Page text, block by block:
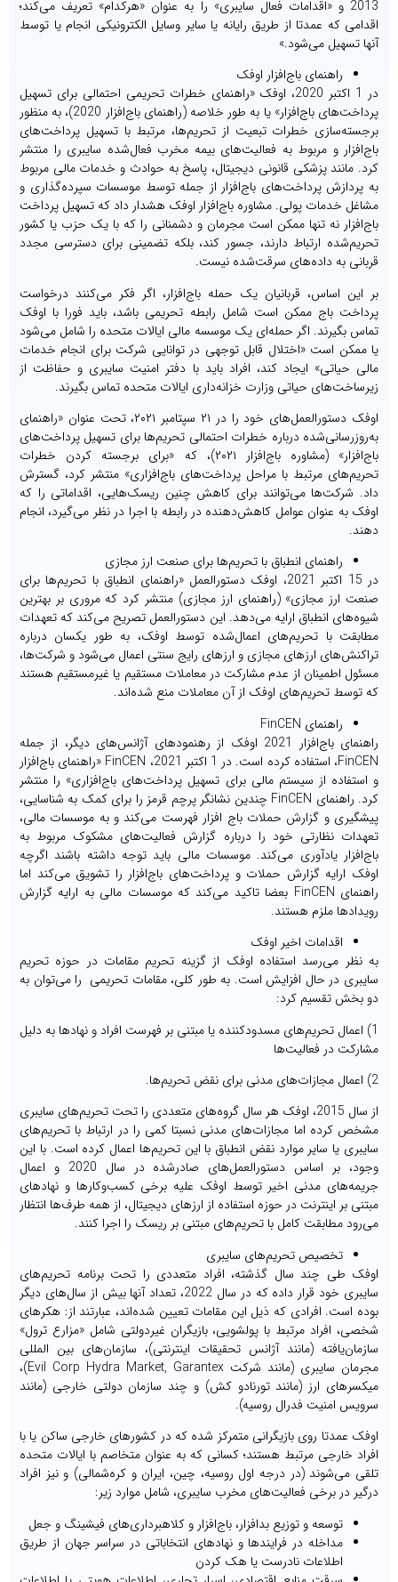
2013 و «اقدامات فعال سایبری» را به عنوان «هرکدام» تعریف می‌کند؛
اقدامی که عمدتا از طریق رایانه یا سایر وسایل الکترونیکی انجام یا توسط
آنها تسهیل می‌شود.»
راهنمای باج‌افزار اوفک
در 1 اکتبر 2020، اوفک «راهنمای خطرات تحریمی احتمالی برای تسهیل
پرداخت‌های باج‌افزار» یا به طور خلاصه (راهنمای باج‌افزار 2020)، به منظور
برجسته‌سازی خطرات تبعیت از تحریم‌ها، مرتبط با تسهیل پرداخت‌های
باج‌افزار و مربوط به فعالیت‌های بیمه مخرب فعال‌شده سایبری را منتشر
کرد. مانند پزشکی قانونی دیجیتال، پاسخ به حوادث و خدمات مالی مربوط
به پردازش پرداخت‌های باج‌افزار از جمله توسط موسسات سپرده‌گذاری و
مشاغل خدمات پولی. مشاوره باج‌افزار اوفک هشدار داد که تسهیل پرداخت
باج‌افزار نه تنها ممکن است مجرمان و دشمنانی را که با یک حزب یا کشور
تحریم‌شده ارتباط دارند، جسور کند، بلکه تضمینی برای دسترسی مجدد
قربانی به داده‌های سرقت‌شده نیست.
بر این اساس، قربانیان یک حمله باج‌افزار، اگر فکر می‌کنند درخواست
پرداخت باج ممکن است شامل رابطه تحریمی باشد، باید فورا با اوفک
تماس بگیرند. اگر حمله‌ای یک موسسه مالی ایالات متحده را شامل می‌شود
یا ممکن است «اختلال قابل توجهی در توانایی شرکت برای انجام خدمات
مالی حیاتی» ایجاد کند، افراد باید با دفتر امنیت سایبری و حفاظت از
زیرساخت‌های حیاتی وزارت خزانه‌داری ایالات متحده تماس بگیرند.
اوفک دستورالعمل‌های خود را در ۲۱ سپتامبر ۲۰۲۱، تحت عنوان «راهنمای
به‌روزرسانی‌شده درباره خطرات احتمالی تحریم‌ها برای تسهیل پرداخت‌های
باج‌افزار» (مشاوره باج‌افزار ۲۰۲۱)، که «برای برجسته کردن خطرات
تحریم‌های مرتبط با مراحل پرداخت‌های باج‌افزاری» منتشر کرد، گسترش
داد. شرکت‌ها می‌توانند برای کاهش چنین ریسک‌هایی، اقداماتی را که
اوفک به عنوان عوامل کاهش‌دهنده در رابطه با اجرا در نظر می‌گیرد، انجام
دهند.
راهنمای انطباق با تحریم‌ها برای صنعت ارز مجازی
در 15 اکتبر 2021، اوفک دستورالعمل «راهنمای انطباق با تحریم‌ها برای
صنعت ارز مجازی» (راهنمای ارز مجازی) منتشر کرد که مروری بر بهترین
شیوه‌های انطباق ارایه می‌دهد. این دستورالعمل تصریح می‌کند که تعهدات
مطابقت با تحریم‌های اعمال‌شده توسط اوفک، به طور یکسان درباره
تراکنش‌های ارزهای مجازی و ارزهای رایج سنتی اعمال می‌شود و شرکت‌ها،
مسئول اطمینان از عدم مشارکت در معاملات مستقیم یا غیرمستقیم هستند
که توسط تحریم‌های اوفک از آن معاملات منع شده‌اند.
راهنمای FinCEN
راهنمای باج‌افزار 2021 اوفک از رهنمودهای آژانس‌های دیگر، از جمله
FinCEN، استفاده کرده است. در 1 اکتبر 2021، FinCEN «راهنمای باج‌افزار
و استفاده از سیستم مالی برای تسهیل پرداخت‌های باج‌افزاری» را منتشر
کرد. راهنمای FinCEN چندین نشانگر پرچم قرمز را برای کمک به شناسایی،
پیشگیری و گزارش حملات باج افزار فهرست می‌کند و به موسسات مالی،
تعهدات نظارتی خود را درباره گزارش فعالیت‌های مشکوک مربوط به
باج‌افزار یادآوری می‌کند. موسسات مالی باید توجه داشته باشند اگرچه
اوفک ارایه گزارش حملات و پرداخت‌های باج‌افزار را تشویق می‌کند اما
راهنمای FinCEN بعضا تاکید می‌کند که موسسات مالی به ارایه گزارش
رویدادها ملزم هستند.
اقدامات اخیر اوفک
به نظر می‌رسد استفاده اوفک از گزینه تحریم مقامات در حوزه تحریم
سایبری در حال افزایش است. به طور کلی، مقامات تحریمی را می‌توان به
دو بخش تقسیم کرد:
1) اعمال تحریم‌های مسدودکننده یا مبتنی بر فهرست افراد و نهادها به دلیل
مشارکت در فعالیت‌ها
2) اعمال مجازات‌های مدنی برای نقض تحریم‌ها.
از سال 2015، اوفک هر سال گروه‌های متعددی را تحت تحریم‌های سایبری
مشخص کرده اما مجازات‌های مدنی نسبتا کمی را در ارتباط با تحریم‌های
سایبری یا سایر موارد نقض انطباق با این تحریم‌ها اعمال کرده است. با این
وجود، بر اساس دستورالعمل‌های صادرشده در سال 2020 و اعمال
جریمه‌های مدنی اخیر توسط اوفک علیه برخی کسب‌وکارها و نهادهای
مبتنی بر اینترنت در حوزه استفاده از ارزهای دیجیتال، از همه طرف‌ها انتظار
می‌رود مطابقت کامل با تحریم‌های مبتنی بر ریسک را اجرا کنند.
تخصیص تحریم‌های سایبری
اوفک طی چند سال گذشته، افراد متعددی را تحت برنامه تحریم‌های
سایبری خود قرار داده که در سال 2022، تعداد آنها بیش از سال‌های دیگر
بوده است. افرادی که ذیل این مقامات تعیین شده‌اند، عبارتند از: هکرهای
شخصی، افراد مرتبط با پولشویی، بازیگران غیردولتی شامل «مزارع ترول»
سازمان‌یافته (مانند آژانس تحقیقات اینترنتی)، سازمان‌های بین المللی
مجرمان سایبری (مانند شرکت Evil Corp Hydra Market, Garantex)،
میکسرهای ارز (مانند تورنادو کش) و چند سازمان دولتی خارجی (مانند
سرویس امنیت فدرال روسیه).
اوفک عمدتا روی بازیگرانی متمرکز شده که در کشورهای خارجی ساکن یا با
افراد خارجی مرتبط هستند؛ کسانی که به عنوان متخاصم با ایالات متحده
تلقی می‌شوند (در درجه اول روسیه، چین، ایران و کره‌شمالی) و نیز افراد
درگیر در برخی فعالیت‌های مخرب سایبری، شامل موارد زیر:
توسعه و توزیع بدافزار، باج‌افزار و کلاهبرداری‌های فیشینگ و جعل
مداخله در فرایندها و نهادهای انتخاباتی در سراسر جهان از طریق
اطلاعات نادرست یا هک کردن